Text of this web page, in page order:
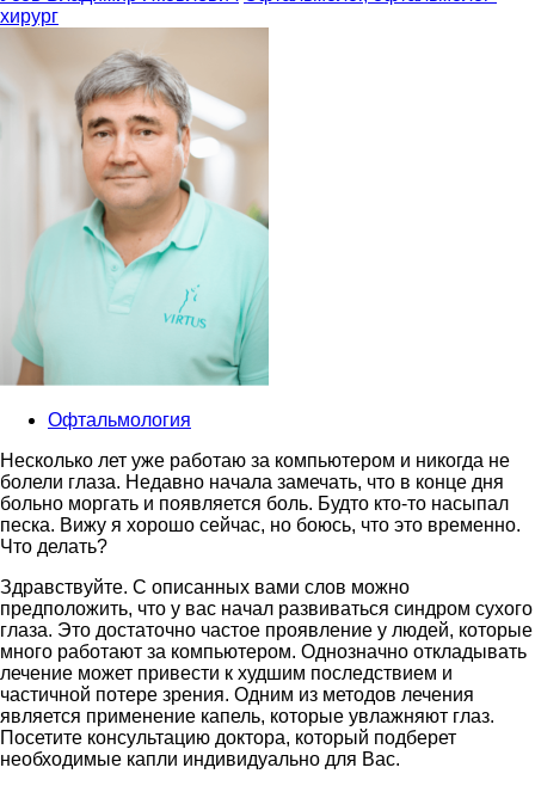
хирург
Офтальмология
Несколько лет уже работаю за компьютером и никогда не
болели глаза. Недавно начала замечать, что в конце дня
больно моргать и появляется боль. Будто кто-то насыпал
песка. Вижу я хорошо сейчас, но боюсь, что это временно.
Что делать?
Здравствуйте. С описанных вами слов можно
предположить, что у вас начал развиваться синдром сухого
глаза. Это достаточно частое проявление у людей, которые
много работают за компьютером. Однозначно откладывать
лечение может привести к худшим последствием и
частичной потере зрения. Одним из методов лечения
является применение капель, которые увлажняют глаз.
Посетите консультацию доктора, который подберет
необходимые капли индивидуально для Вас.